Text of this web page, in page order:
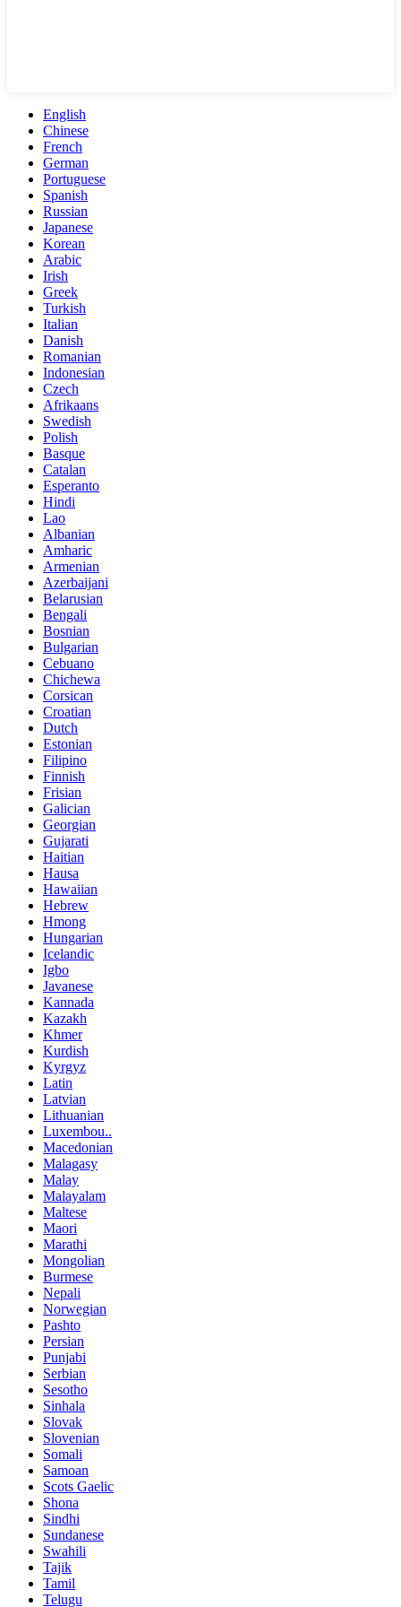
English
Chinese
French
German
Portuguese
Spanish
Russian
Japanese
Korean
Arabic
Irish
Greek
Turkish
Italian
Danish
Romanian
Indonesian
Czech
Afrikaans
Swedish
Polish
Basque
Catalan
Esperanto
Hindi
Lao
Albanian
Amharic
Armenian
Azerbaijani
Belarusian
Bengali
Bosnian
Bulgarian
Cebuano
Chichewa
Corsican
Croatian
Dutch
Estonian
Filipino
Finnish
Frisian
Galician
Georgian
Gujarati
Haitian
Hausa
Hawaiian
Hebrew
Hmong
Hungarian
Icelandic
Igbo
Javanese
Kannada
Kazakh
Khmer
Kurdish
Kyrgyz
Latin
Latvian
Lithuanian
Luxembou..
Macedonian
Malagasy
Malay
Malayalam
Maltese
Maori
Marathi
Mongolian
Burmese
Nepali
Norwegian
Pashto
Persian
Punjabi
Serbian
Sesotho
Sinhala
Slovak
Slovenian
Somali
Samoan
Scots Gaelic
Shona
Sindhi
Sundanese
Swahili
Tajik
Tamil
Telugu